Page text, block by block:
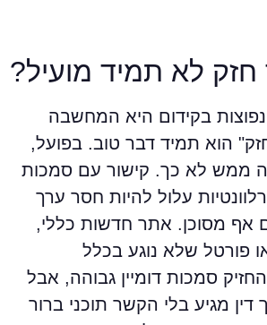
לא תמיד מועיל?
בקידום היא המחשבה
הוא תמיד דבר טוב. בפועל,
לא כך. קישור עם סמכות
עלול להיות חסר ערך
אף מסוכן. אתר חדשות כללי,
פורטל שלא נוגע בכלל
סמכות דומיין גבוהה, אבל
מגיע בלי הקשר תוכני ברור